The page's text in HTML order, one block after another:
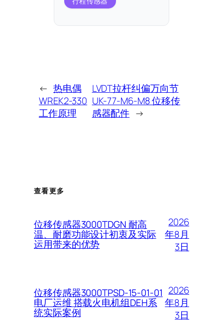
← 热电偶
WREK2-330
工作原理
LVDT拉杆纠偏万向节
UK-77-M6-M8 位移传
感器配件 →
查看更多
位移传感器3000TDGN 耐高
温、耐磨功能设计初衷及实际
运用带来的优势
2026
年8月
3日
位移传感器3000TPSD-15-01-01
电厂运维 搭载火电机组DEH系
统实际案例
2026
年8月
3日